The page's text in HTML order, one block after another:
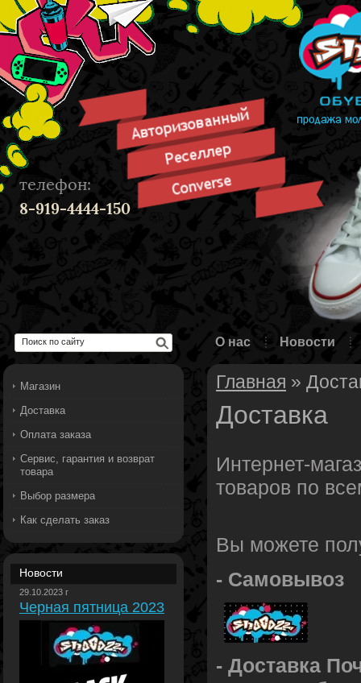
телефон:
8-919-4444-150
О нас Новости
Магазин
Доставка
Оплата заказа
Сервис, гарантия и возврат
товара
Выбор размера
Как сделать заказ
Новости
29.10.2023 г
Черная пятница 2023
Главная »
Доставка
Интернет-
товаров по
Вы можете
- Самовывоз
- Доставка